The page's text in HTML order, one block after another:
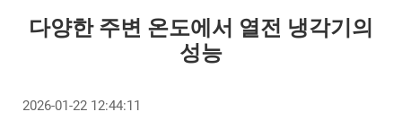
다양한 주변 온도에서 열전 냉각기의
성능
2026-01-22 12:44:11